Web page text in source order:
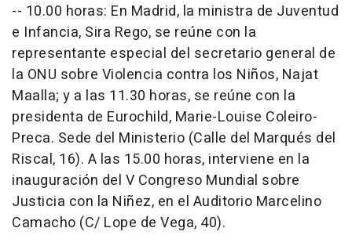
-- 10.00 horas: En Madrid, la ministra de Juventud
e Infancia, Sira Rego, se reúne con la
representante especial del secretario general de
la ONU sobre Violencia contra los Niños, Najat
Maalla; y a las 11.30 horas, se reúne con la
presidenta de Eurochild, Marie-Louise Coleiro-
Preca. Sede del Ministerio (Calle del Marqués del
Riscal, 16). A las 15.00 horas, interviene en la
inauguración del V Congreso Mundial sobre
Justicia con la Niñez, en el Auditorio Marcelino
Camacho (C/ Lope de Vega, 40).